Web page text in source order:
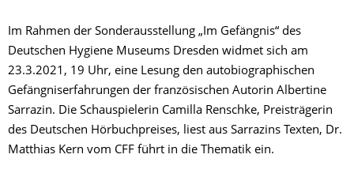
Im Rahmen der Sonderausstellung „Im Gefängnis“ des
Deutschen Hygiene Museums Dresden widmet sich am
23.3.2021, 19 Uhr, eine Lesung den autobiographischen
Gefängniserfahrungen der französischen Autorin Albertine
Sarrazin. Die Schauspielerin Camilla Renschke, Preisträgerin
des Deutschen Hörbuchpreises, liest aus Sarrazins Texten, Dr.
Matthias Kern vom CFF führt in die Thematik ein.